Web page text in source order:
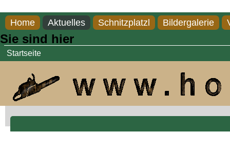
Home Aktuelles Schnitzplatzl Bildergalerie
Sie sind hier
Startseite